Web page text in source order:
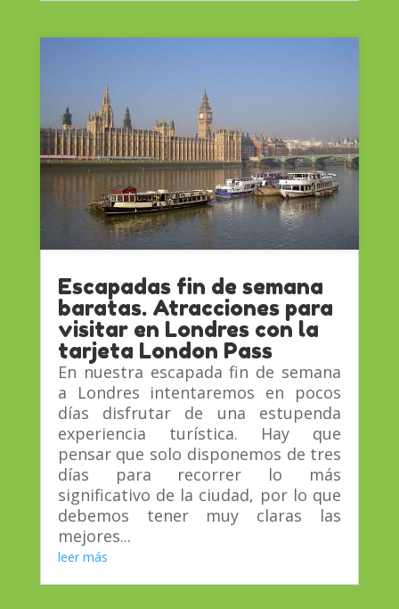
Escapadas fin de semana
baratas. Atracciones para
visitar en Londres con la
tarjeta London Pass
En nuestra escapada fin de semana
a Londres intentaremos en pocos
días disfrutar de una estupenda
experiencia turística. Hay que
pensar que solo disponemos de tres
días para recorrer lo más
significativo de la ciudad, por lo que
debemos tener muy claras las
mejores...
leer más